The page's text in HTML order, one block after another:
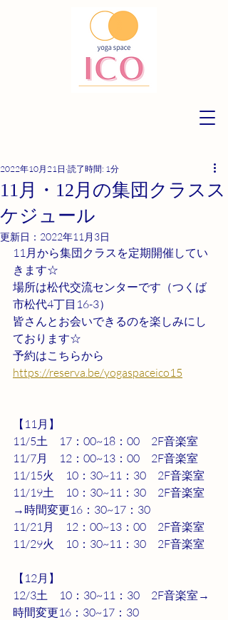
11月・12月の集団クラスス
ケジュール
2022年10月21日 読了時間: 1分
更新日： 2022年11月3日
11月から集団クラスを定期開催してい
きます☆
場所は松代交流センターです（つくば
市松代4丁目16-3）
皆さんとお会いできるのを楽しみにし
ております☆
予約はこちらから
https://reserva.be/yogaspaceico15
【11月】
11/5土　17：00~18：00　2F音楽室
11/7月　12：00~13：00　2F音楽室
11/15火　10：30~11：30　2F音楽室
11/19土　10：30~11：30　2F音楽室
→時間変更16：30~17：30
11/21月　12：00~13：00　2F音楽室
11/29火　10：30~11：30　2F音楽室
【12月】
12/3土　10：30~11：30　2F音楽室→
時間変更16：30~17：30